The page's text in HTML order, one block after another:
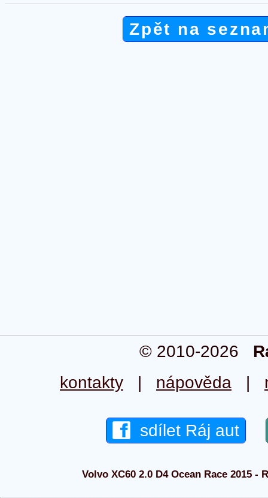
Zpět na
© 2010-2026
kontakty | nápověda |
sdílet Ráj aut
Volvo XC60 2.0 D4 Ocean Race 2015 -